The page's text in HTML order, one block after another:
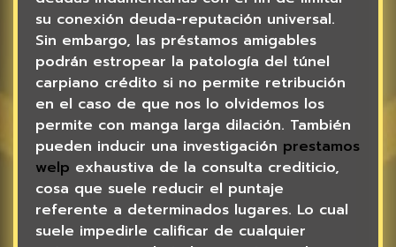
su conexión deuda-reputación universal.
Sin embargo, las préstamos amigables
podrán estropear la patologí­a del túnel
carpiano crédito si no permite retribución
en el caso de que nos lo olvidemos los
permite con manga larga dilación. También
pueden inducir una investigación prestamos
welp exhaustiva de la consulta crediticio,
cosa que suele reducir el puntaje
referente a determinados lugares. Lo cual
suele impedirle calificar de cualquier